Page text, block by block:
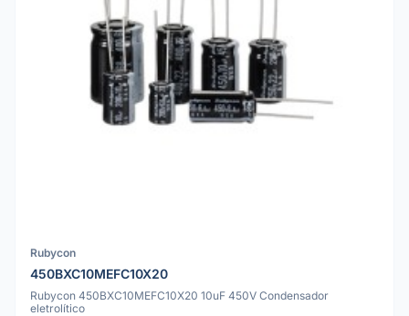
Rubycon
450BXC10MEFC10X20
Rubycon 450BXC10MEFC10X20 10uF 450V Condensador
eletrolítico